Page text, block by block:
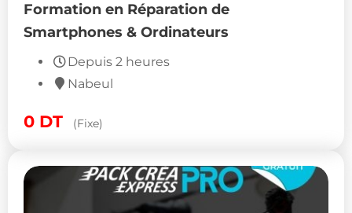
Formation en Réparation de
Smartphones & Ordinateurs
Depuis 2 heures
Nabeul
0 DT (Fixe)